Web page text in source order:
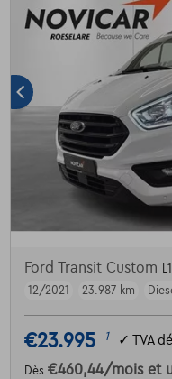
Ford Transit Custom
12/2021
23.987 km
€23.995 1 ✓ TVA
Dès €460,44/mois et